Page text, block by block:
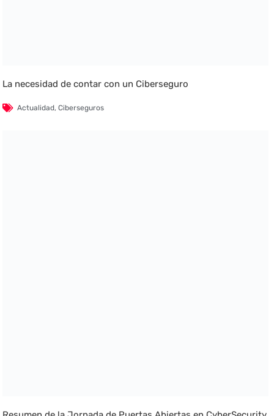
La necesidad de contar con un Ciberseguro
Actualidad,Ciberseguros